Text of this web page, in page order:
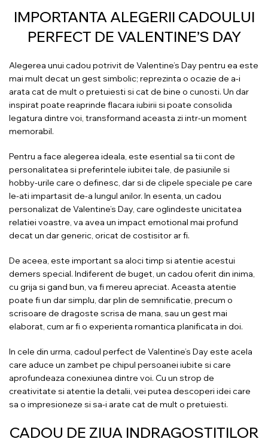
IMPORTANTA ALEGERII CADOULUI
PERFECT DE VALENTINE’S DAY
Alegerea unui cadou potrivit de Valentine’s Day pentru ea este
mai mult decat un gest simbolic; reprezinta o ocazie de a-i
arata cat de mult o pretuiesti si cat de bine o cunosti. Un dar
inspirat poate reaprinde flacara iubirii si poate consolida
legatura dintre voi, transformand aceasta zi intr-un moment
memorabil.
Pentru a face alegerea ideala, este esential sa tii cont de
personalitatea si preferintele iubitei tale, de pasiunile si
hobby-urile care o definesc, dar si de clipele speciale pe care
le-ati impartasit de-a lungul anilor. In esenta, un cadou
personalizat de Valentine’s Day, care oglindeste unicitatea
relatiei voastre, va avea un impact emotional mai profund
decat un dar generic, oricat de costisitor ar fi.
De aceea, este important sa aloci timp si atentie acestui
demers special. Indiferent de buget, un cadou oferit din inima,
cu grija si gand bun, va fi mereu apreciat. Aceasta atentie
poate fi un dar simplu, dar plin de semnificatie, precum o
scrisoare de dragoste scrisa de mana, sau un gest mai
elaborat, cum ar fi o experienta romantica planificata in doi.
In cele din urma, cadoul perfect de Valentine’s Day este acela
care aduce un zambet pe chipul persoanei iubite si care
aprofundeaza conexiunea dintre voi. Cu un strop de
creativitate si atentie la detalii, vei putea descoperi idei care
sa o impresioneze si sa-i arate cat de mult o pretuiesti.
CADOU DE ZIUA INDRAGOSTITILOR